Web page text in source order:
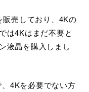
売しており、4Kの
は4Kはまだ不要と
液晶を購入しまし
4Kを必要でない方